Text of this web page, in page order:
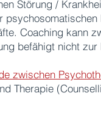
Störung /
Coaching kann
befähigt nicht
zwischen
Therapie